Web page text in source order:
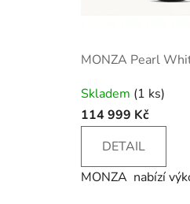
MONZA Pearl
Skladem (1 ks)
114 999 Kč
DETAIL
MONZA nabízí